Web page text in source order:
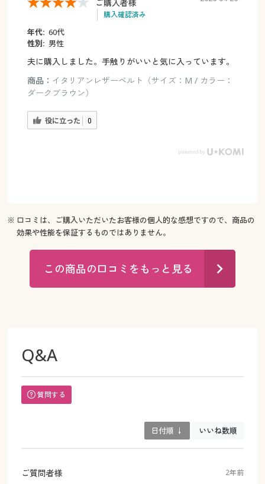
ご購入者様
購入確認済み
年代: 60代
性別: 男性
夫に購入しました。手触りがいいと気に入っています。
商品： イタリアンレザーベルト（サイズ：M / カラー：
ダークブラウン）
役に立った 0
※ 口コミは、ご購入いただいたお客様の個人的な感想ですので、商品の
効果や性能を保証するものではありません。
この商品の口コミをもっと見る
Q&A
質問する
日付順 ↓ いいね数順
ご質問者様 2年前